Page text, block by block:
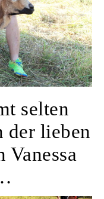
selten
der lieben
Vanessa